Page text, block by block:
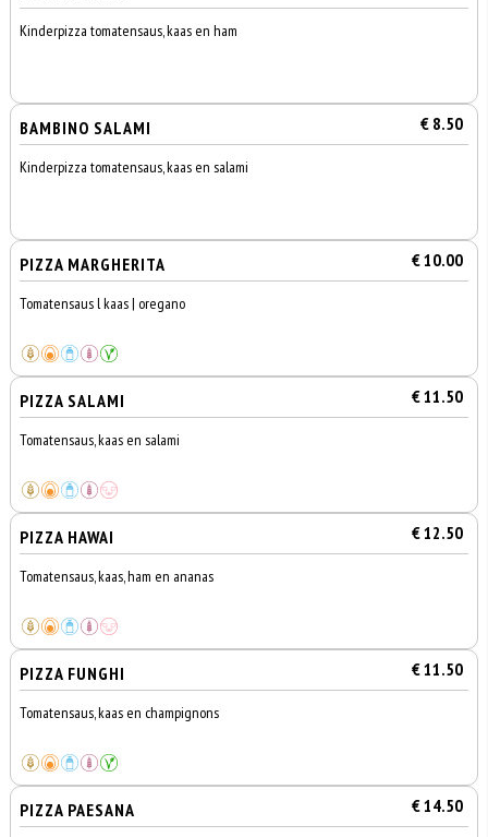
Kinderpizza tomatensaus, kaas en ham
BAMBINO SALAMI € 8.50
Kinderpizza tomatensaus, kaas en salami
PIZZA MARGHERITA € 10.00
Tomatensaus l kaas | oregano
PIZZA SALAMI € 11.50
Tomatensaus, kaas en salami
PIZZA HAWAI € 12.50
Tomatensaus, kaas, ham en ananas
PIZZA FUNGHI € 11.50
Tomatensaus, kaas en champignons
PIZZA PAESANA € 14.50